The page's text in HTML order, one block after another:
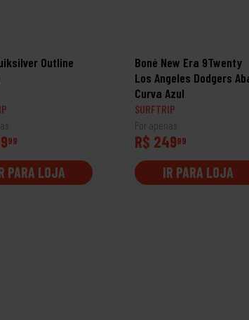
Outline
99
PARA LOJA
Boné New Era 9Twenty
Los Angeles Dodgers
Curva Azul
SURFTRIP
Por apenas
R$ 24999
IR PARA LOJA